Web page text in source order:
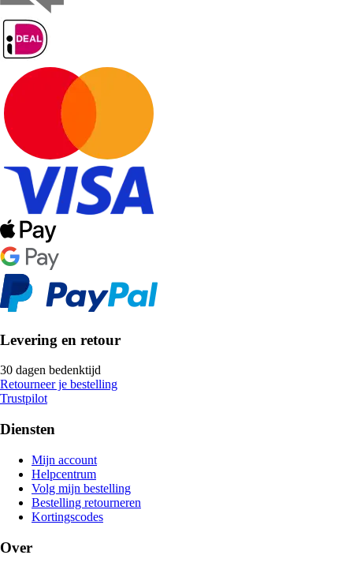
Levering en retour
30 dagen bedenktijd
Retourneer je bestelling
Trustpilot
Diensten
Mijn account
Helpcentrum
Volg mijn bestelling
Bestelling retourneren
Kortingscodes
Over